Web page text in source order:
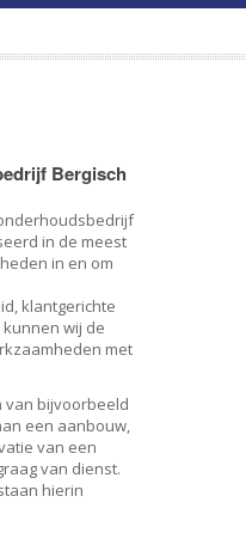
Bergisch
in de meest
in en om
klantgerichte
wij de
met
van bijvoorbeeld
een aanbouw,
van een
van dienst.
hierin